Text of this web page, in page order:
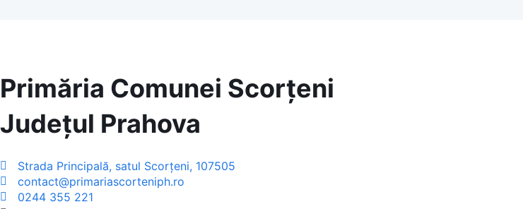
Primăria Comunei Scorțeni
Județul Prahova
Strada Principală, satul Scorțeni, 107505
contact@primariascorteniph.ro
0244 355 221